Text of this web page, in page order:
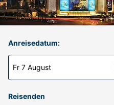
Anreisedatum:
Fr 7 August
Reisenden